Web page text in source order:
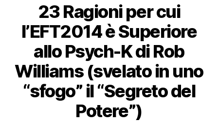
23 Ragioni per cui
l’EFT2014 è Superiore
allo Psych-K di Rob
Williams (svelato in uno
“sfogo” il “Segreto del
Potere”)